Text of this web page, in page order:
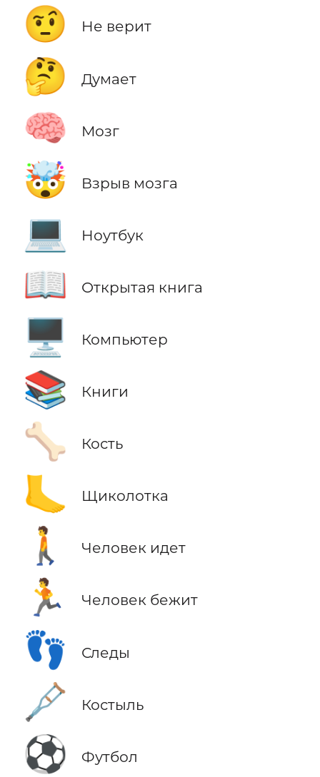
🤨 Не верит
🤔 Думает
🧠 Мозг
🤯 Взрыв мозга
💻 Ноутбук
📖 Открытая книга
🖥️ Компьютер
📚 Книги
🦴 Кость
🦶 Щиколотка
🚶 Человек идет
🏃 Человек бежит
👣 Следы
🩼 Костыль
⚽ Футбол